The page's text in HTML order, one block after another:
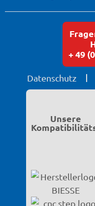
Datenschutz
+ 49
Unsere